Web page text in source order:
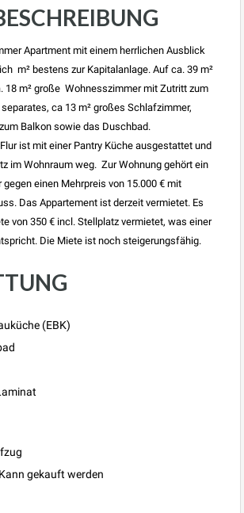
Apartment mit einem herrlichen Ausblick
m² bestens zur Kapitalanlage. Auf ca. 39 m²
18 m² große Wohnesszimmer mit Zutritt zum
ca 13 m² großes Schlafzimmer,
Balkon sowie das Duschbad.
ist mit einer Pantry Küche ausgestattet und
im Wohnraum weg. Zur Wohnung gehört ein
einen Mehrpreis von 15.000 € mit
Das Appartement ist derzeit vermietet. Es
von 350 € incl. Stellplatz vermietet, was einer
Die Miete ist noch steigerungsfähig.
(EBK)
gekauft werden